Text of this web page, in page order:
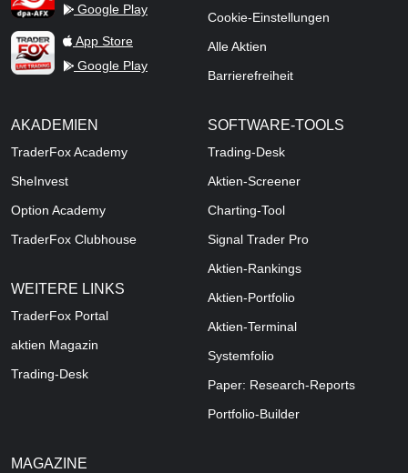
Google Play
TraderFox Live Trading
App Store
Google Play
Cookie-Einstellungen
Alle Aktien
Barrierefreiheit
AKADEMIEN
TraderFox Academy
SheInvest
Option Academy
TraderFox Clubhouse
WEITERE LINKS
TraderFox Portal
aktien Magazin
Trading-Desk
SOFTWARE-TOOLS
Trading-Desk
Aktien-Screener
Charting-Tool
Signal Trader Pro
Aktien-Rankings
Aktien-Portfolio
Aktien-Terminal
Systemfolio
Paper: Research-Reports
Portfolio-Builder
MAGAZINE